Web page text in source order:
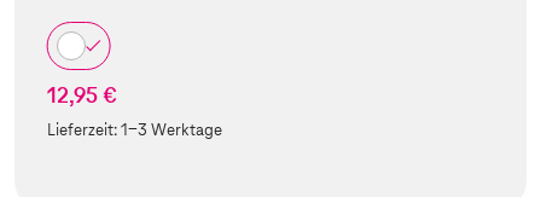
12,95 €
Lieferzeit:1-3 Werktage